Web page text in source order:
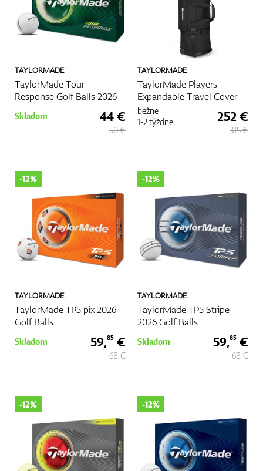
TAYLORMADE
TaylorMade Tour
Response Golf Balls 2026
Skladom 44 €
50 €
TAYLORMADE
TaylorMade Players
Expandable Travel Cover
bežne
1-2 týždne
252 €
315 €
TAYLORMADE
TaylorMade TP5 pix 2026
Golf Balls
-12%
Skladom 59,85 €
68 €
TAYLORMADE
TaylorMade TP5 Stripe
2026 Golf Balls
-12%
Skladom 59,85 €
68 €
-12% -12%